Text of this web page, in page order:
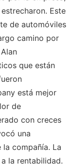
Este
de automóviles
camino por
que están
está mejor
de
con creces
una
compañía. La
la rentabilidad.